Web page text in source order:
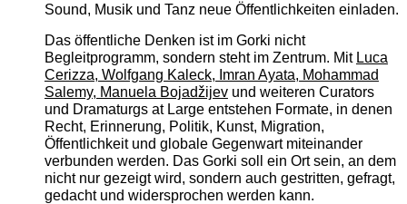
Sound, Musik und Tanz neue Öffentlichkeiten einladen.
Das öffentliche Denken ist im Gorki nicht
Begleitprogramm, sondern steht im Zentrum. Mit Luca
Cerizza, Wolfgang Kaleck, Imran Ayata, Mohammad
Salemy, Manuela Bojadžijevund weiteren Curators
und Dramaturgs at Large entstehen Formate, in denen
Recht, Erinnerung, Politik, Kunst, Migration,
Öffentlichkeit und globale Gegenwart miteinander
verbunden werden. Das Gorki soll ein Ort sein, an dem
nicht nur gezeigt wird, sondern auch gestritten, gefragt,
gedacht und widersprochen werden kann.